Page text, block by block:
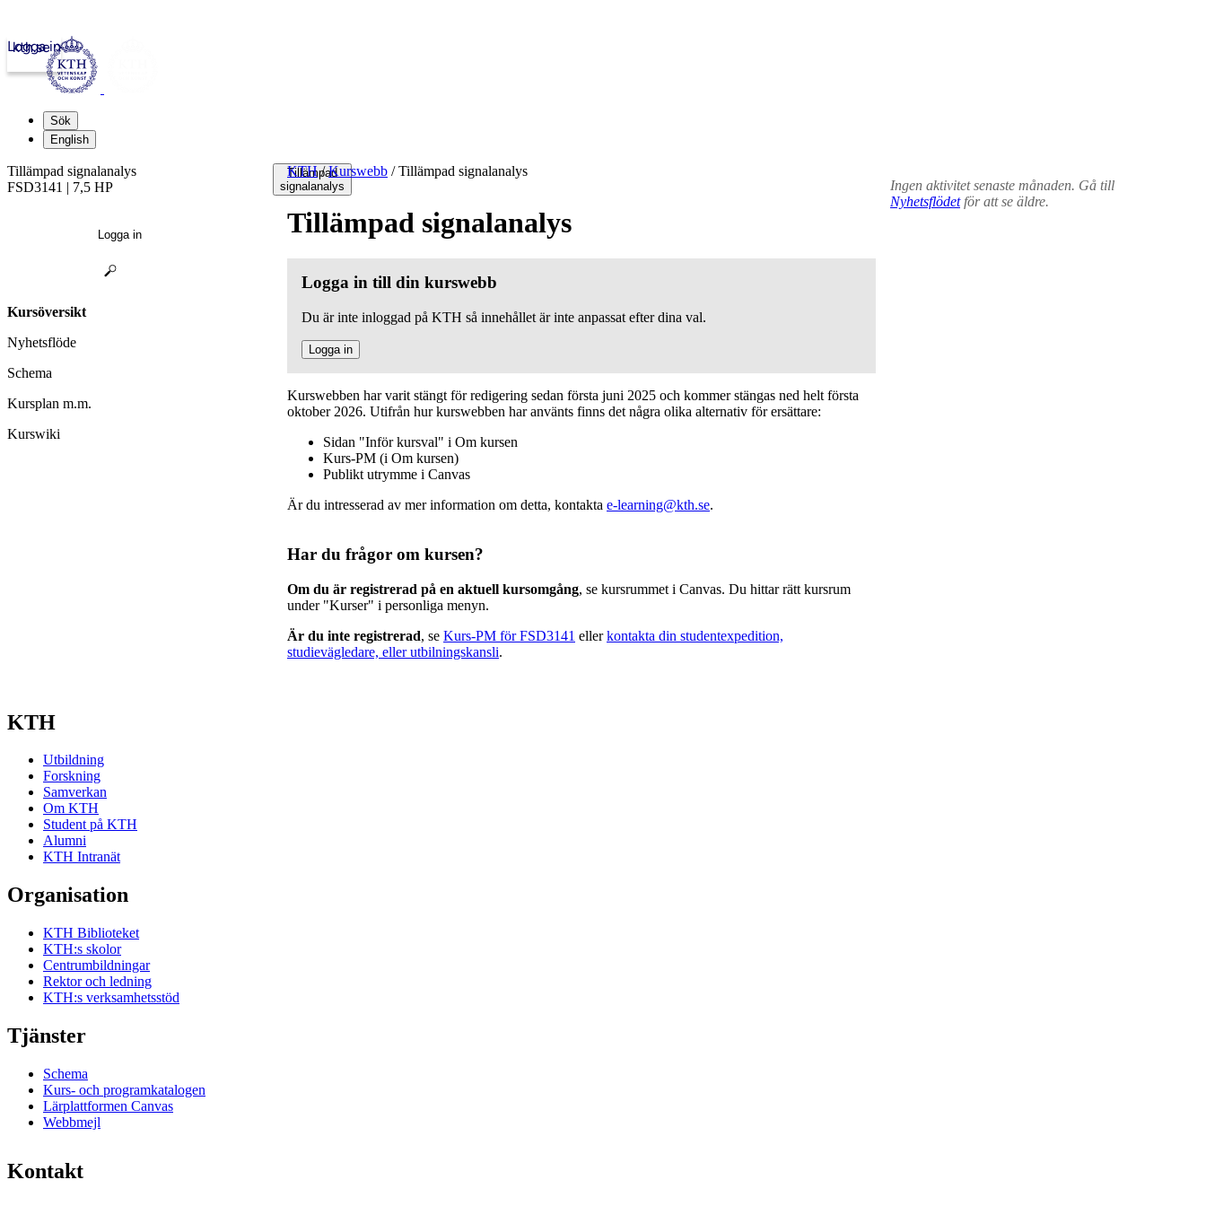
kth.se
Logga in
Sök
English
Tillämpad
signalanalys
KTH / Kurswebb /Tillämpad signalanalys
Tillämpad signalanalys
Logga in till din kurswebb
Du är inte inloggad på KTH så innehållet är inte anpassat efter dina val.
Logga in
Kurswebben har varit stängt för redigering sedan första juni 2025 och kommer stängas ned helt första
oktober 2026. Utifrån hur kurswebben har använts finns det några olika alternativ för ersättare:
Sidan "Inför kursval" i Om kursen
Kurs-PM (i Om kursen)
Publikt utrymme i Canvas
Är du intresserad av mer information om detta, kontakta e-learning@kth.se.
Har du frågor om kursen?
Om du är registrerad på en aktuell kursomgång, se kursrummet i Canvas. Du hittar rätt kursrum
under "Kurser" i personliga menyn.
Är du inte registrerad, se Kurs-PM för FSD3141 ellerkontakta din studentexpedition,
studievägledare, eller utbilningskansli.
Ingen aktivitet senaste månaden. Gå till
Nyhetsflödetför att se äldre.
Tillämpad signalanalys
FSD3141 | 7,5 HP
Logga in
Kursöversikt
Nyhetsflöde
Schema
Kursplan m.m.
Kurswiki
KTH
Utbildning
Forskning
Samverkan
Om KTH
Student på KTH
Alumni
KTH Intranät
Organisation
KTH Biblioteket
KTH:s skolor
Centrumbildningar
Rektor och ledning
KTH:s verksamhetsstöd
Tjänster
Schema
Kurs- och programkatalogen
Lärplattformen Canvas
Webbmejl
Kontakt